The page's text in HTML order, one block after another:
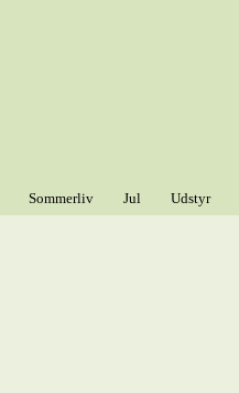
Sommerliv Jul Udstyr